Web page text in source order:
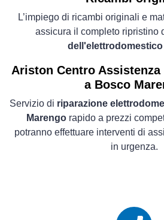
L’impiego di ricambi originali e
assicura il completo ripristino
Ariston Centro
a Bosco
Servizio di riparazione
Marengorapido a prezzi
potranno effettuare interventi di
in urgenza.